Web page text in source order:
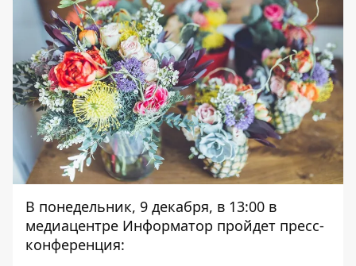
В понедельник, 9 декабря, в 13:00 в
медиацентре Информатор пройдет пресс-
конференция: